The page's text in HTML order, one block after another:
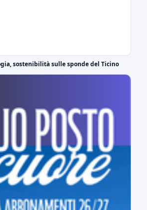
sostenibilità sulle sponde del Ticino